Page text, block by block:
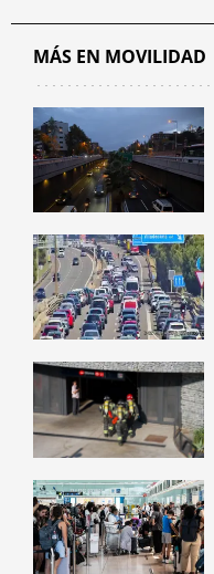
MÁS EN MOVILIDAD